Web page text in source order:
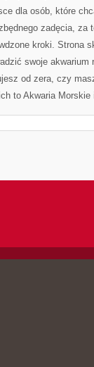
dla osób, które
zadęcia, za
kroki. Strona
swoje akwarium
od zera, czy
to Akwaria